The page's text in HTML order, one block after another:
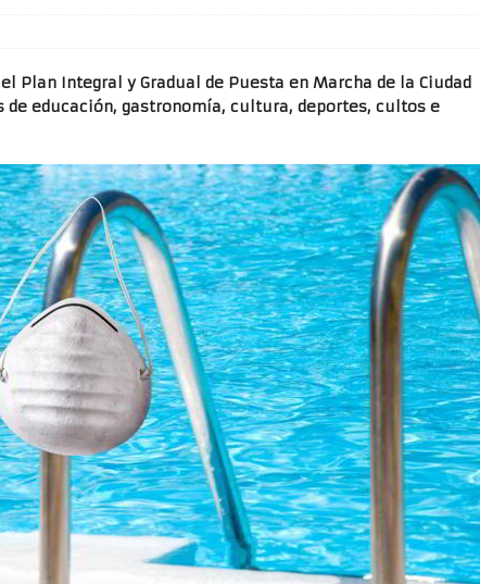
Plan Integral y Gradual de Puesta en Marcha de la Ciudad
educación, gastronomía, cultura, deportes, cultos e